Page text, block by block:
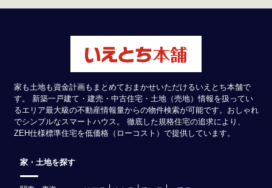
家も土地も資金計画もまとめておまかせいただけるいえとち本舗で
す。 新築一戸建て・建売・中古住宅・土地（売地）情報を扱ってい
るエリア最大級の不動産情報量からの物件検索が可能です。おしゃれ
でシンプルなスマートハウス。 徹底した規格住宅の追求により、
ZEH仕様標準住宅を低価格（ローコスト）で提供しています。
家・土地を探す